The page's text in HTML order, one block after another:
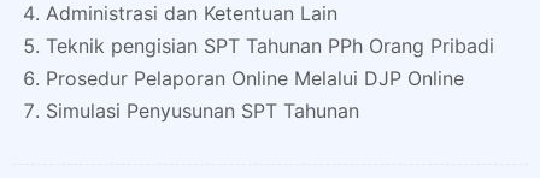
Administrasi dan Ketentuan Lain
Teknik pengisian SPT Tahunan PPh Orang Pribadi
Prosedur Pelaporan Online Melalui DJP Online
Simulasi Penyusunan SPT Tahunan